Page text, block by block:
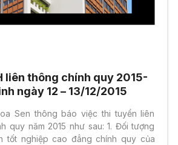
liên thông chính quy 2015-
ngày 12 – 13/12/2015
Sen thông báo việc thi tuyển liên
quy năm 2015 như sau: 1. Đối tượng
tốt nghiệp cao đẳng chính quy của